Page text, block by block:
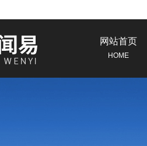
网站首页
HOME